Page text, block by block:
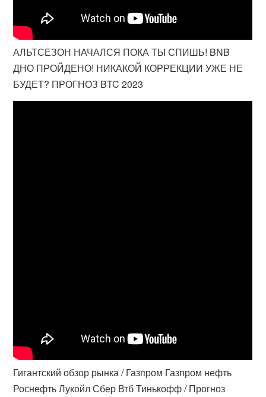
АЛЬТСЕЗОН НАЧАЛСЯ ПОКА ТЫ СПИШЬ! BNB
ДНО ПРОЙДЕНО! НИКАКОЙ КОРРЕКЦИИ УЖЕ НЕ
БУДЕТ? ПРОГНОЗ BTC 2023
Гигантский обзор рынка / Газпром Газпром нефть
Роснефть Лукойл Сбер Втб Тинькофф / Прогноз